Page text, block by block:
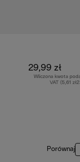
29,99 zł
Wliczona kwota
VAT (5,61
Porównaj